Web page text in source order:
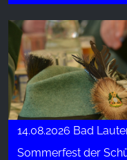
14.08.2026 Bad
Sommerfest der